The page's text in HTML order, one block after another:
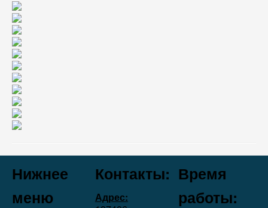
Нижнее
меню
Контакты:
Адрес:
Время
работы: